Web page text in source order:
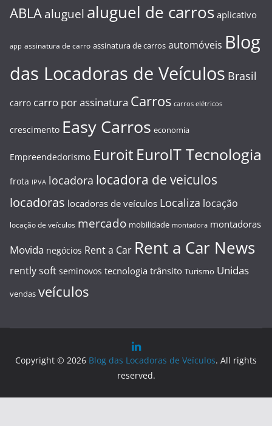
ABLA aluguel aluguel de carros aplicativo
app assinatura de carro assinatura de carros automóveis Blog
das Locadoras de Veículos Brasil
carro carro por assinatura Carros carros elétricos
crescimento Easy Carros economia
Empreendedorismo Euroit EuroIT Tecnologia
frota IPVA locadora locadora de veiculos
locadoras locadoras de veículos Localiza locação
locação de veículos mercado mobilidade montadora montadoras
Movida negócios Rent a Car Rent a Car News
rently soft seminovos tecnologia trânsito Turismo Unidas
vendas veículos
Copyright © 2026 Blog das Locadoras de Veículos. All rights
reserved.